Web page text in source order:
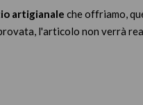
artigianale che offriamo,
l'articolo non verrà